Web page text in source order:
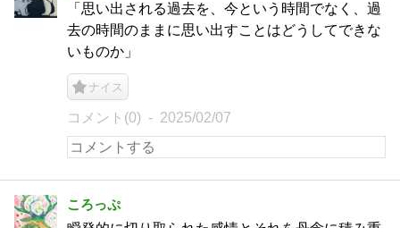
「思い出される過去を、今という時間でなく、過
去の時間のままに思い出すことはどうしてできな
いものか」
ナイス
コメント(0) 2025/02/07
ころっぷ